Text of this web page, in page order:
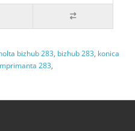
bizhub 283, bizhub 283, konica
283,